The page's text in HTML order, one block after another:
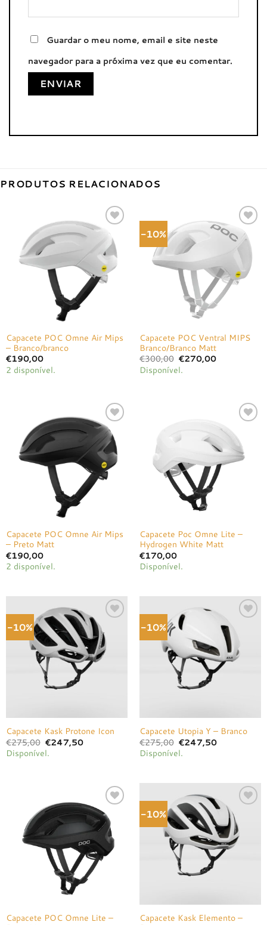
Guardar o meu nome, email e site neste
navegador para a próxima vez que eu comentar.
PRODUTOS RELACIONADOS
Adicionar
à lista de
desejos
Capacete POC Omne Air Mips
– Branco/branco
€190,00
2 disponível.
-10%
Adicionar
à lista de
desejos
Capacete POC Ventral MIPS
Branco/Branco Matt
€300,00 O
preço
original
€270,00O
Disponível.
Adicionar
à lista de
desejos
Capacete POC Omne Air Mips
– Preto Matt
€190,00
2 disponível.
Adicionar
à lista de
desejos
Capacete Poc Omne Lite –
Hydrogen White Matt
€170,00
Disponível.
-10%
Adicionar
à lista de
desejos
Capacete Kask Protone Icon
€275,00 O
preço
original
€247,50O
Disponível.
-10%
Adicionar
à lista de
desejos
Capacete Utopia Y – Branco
€275,00 O
preço
original
€247,50O
Disponível.
Adicionar
à lista de
desejos
Capacete POC Omne Lite –
-10%
Adicionar
à lista de
desejos
Capacete Kask Elemento –